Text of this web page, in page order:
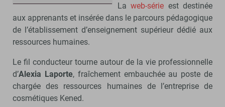
Laweb-série est destinée
aux apprenants et insérée dans le parcours pédagogique
de l’établissement d’enseignement supérieur dédié aux
ressources humaines.
Le fil conducteur tourne autour de la vie professionnelle
d’Alexia Laporte, fraîchement embauchée au poste de
chargée des ressources humaines de l’entreprise de
cosmétiques Kened.